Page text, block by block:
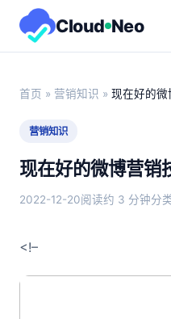
Cloud Neo
首页 » 营销知识 » 现在好的微
营销知识
现在好的微博营销
2022-12-20阅读约 3 分钟分
<!–